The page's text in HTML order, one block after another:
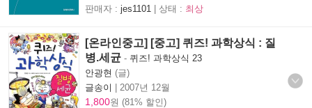
판매자 : jes1101 | 상태 : 최상
[온라인중고] [중고] 퀴즈! 과학상식 : 질
병.세균 - 퀴즈! 과학상식 23
안광현 (글)
글송이 | 2007년 12월
1,800원 (81% 할인)